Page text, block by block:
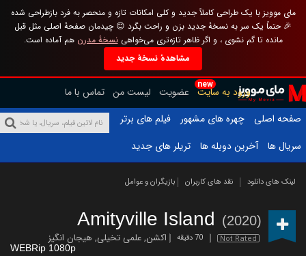
مای موویز با یک طراحی کاملاً جدید و کلی امکانات تازه و منحصر به فرد بازطراحی شده
🎉 حتماً یک سر به نسخهٔ جدید بزن و راحت بگرد 😊 چیدمان صفحهٔ اصلی مثل قبل
مانده تا گم نشوی ، و اگر ظاهر تازه‌تری می‌خواهینسخهٔ مدرن هم آماده است.
مشاهدهٔ نسخهٔ جدید
new
ورود به سایت عضویت لیست من تماس با ما
صفحه اصلی
چهره های مشهور
فیلم های برتر
سریال ها
آخرین دوبله ها تریلر های جدید
لینک های دانلود نقد های کاربران بازیگران و عوامل
Amityville Island (2020)
Not Rated 70 دقیقه اکشن,علمی تخیلی, هیجان انگیز
WEBRip 1080p